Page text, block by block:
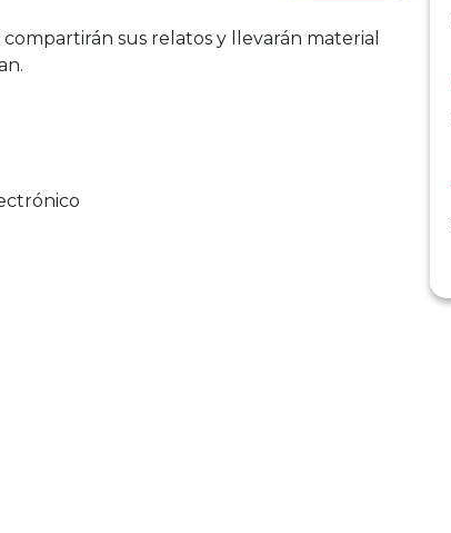
sus relatos y llevarán material